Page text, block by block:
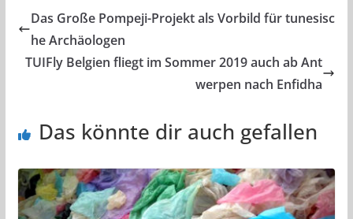
Das Große Pompeji-Projekt als Vorbild für tunesisc
he Archäologen
TUIFly Belgien fliegt im Sommer 2019 auch ab Ant
werpen nach Enfidha
Das könnte dir auch gefallen